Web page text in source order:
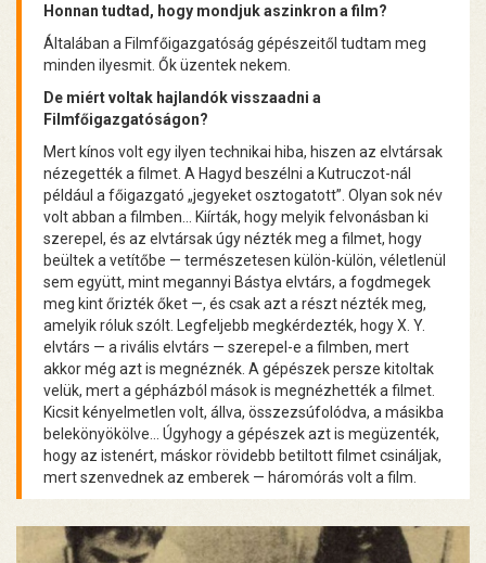
Honnan tudtad, hogy mondjuk aszinkron a film?
Általában a Filmfőigazgatóság gépészeitől tudtam meg
minden ilyesmit. Ők üzentek nekem.
De miért voltak hajlandók visszaadni a
Filmfőigazgatóságon?
Mert kínos volt egy ilyen technikai hiba, hiszen az elvtársak
nézegették a filmet. A Hagyd beszélni a Kutruczot-nál
például a főigazgató „jegyeket osztogatott”. Olyan sok név
volt abban a filmben... Kiírták, hogy melyik felvonásban ki
szerepel, és az elvtársak úgy nézték meg a filmet, hogy
beültek a vetítőbe — természetesen külön-külön, véletlenül
sem együtt, mint megannyi Bástya elvtárs, a fogdmegek
meg kint őrizték őket —, és csak azt a részt nézték meg,
amelyik róluk szólt. Legfeljebb megkérdezték, hogy X. Y.
elvtárs — a rivális elvtárs — szerepel-e a filmben, mert
akkor még azt is megnéznék. A gépészek persze kitoltak
velük, mert a gépházból mások is megnézhették a filmet.
Kicsit kényelmetlen volt, állva, összezsúfolódva, a másikba
belekönyökölve... Úgyhogy a gépészek azt is megüzenték,
hogy az istenért, máskor rövidebb betiltott filmet csináljak,
mert szenvednek az emberek — háromórás volt a film.